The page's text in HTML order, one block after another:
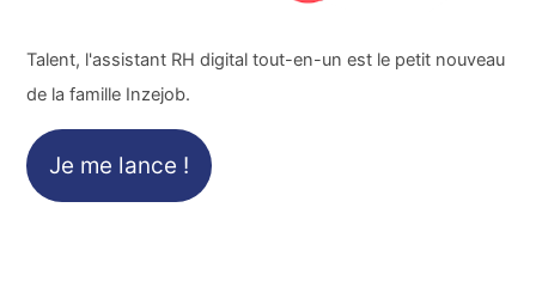
Talent, l'assistant RH digital tout-en-un est le petit nouveau
de la famille Inzejob.
Je me lance !